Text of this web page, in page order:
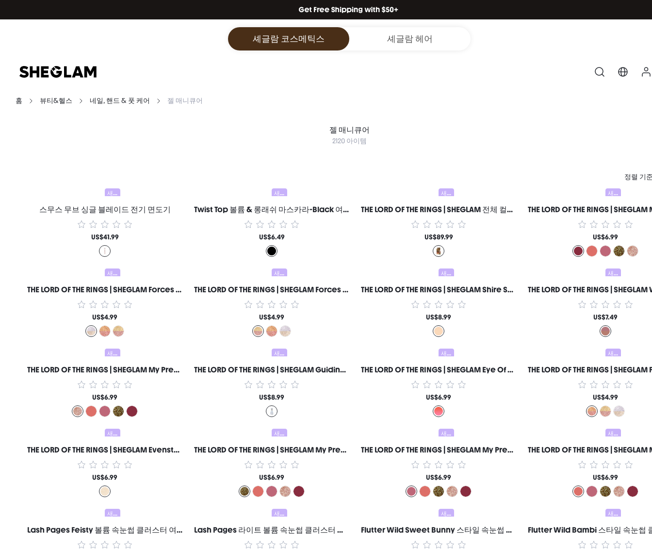
셰글람 코스메틱스 셰글람 헤어
홈 뷰티&헬스 네일, 핸드 & 풋 케어 젤 매니큐어
젤 매니큐어
2120 아이템
정렬 기
새로움
스무스 무브 싱글 블레이드 전기 면도기
US$41.99
새로움
Twist Top 볼륨 & 롱래쉬 마스카라-Black 여성과 소녀를 위한 브랜드 뷰티 코스메틱 메이크업
US$6.49
새로움
THE LORD OF THE RINGS | SHEGLAM 전체 컬렉션 세트 여성과 소녀를 위한 브랜드 뷰티 코스메틱 메이크업
US$89.99
새로움
US$6.99
새로움
THE LORD OF THE RINGS | SHEGLAM Forces Of Fate | 듀오 아이섀도-Hope & Sacrifice 여성과 소녀를 위한 브랜드 뷰티 코스메틱 메이크업
US$4.99
새로움
THE LORD OF THE RINGS | SHEGLAM Forces Of Fate | 듀오 아이섀도-Loyalty & Courage 여성과 소녀를 위한 브랜드 뷰티 코스메틱 메이크업
US$4.99
새로움
THE LORD OF THE RINGS | SHEGLAM Shire Serenity 세팅 파우더 여성과 소녀를 위한 브랜드 뷰티 코스메틱 메이크업
US$8.99
새로움
US$7.49
새로움
THE LORD OF THE RINGS | SHEGLAM My Preciousss 립글로스-Rohan™ 여성과 소녀를 위한 브랜드 뷰티 코스메틱 메이크업
US$6.99
새로움
THE LORD OF THE RINGS | SHEGLAM Guiding Star 수분 진정 프라이밍 세럼 여성과 소녀를 위한 브랜드 뷰티 코스메틱 메이크업
US$8.99
새로움
THE LORD OF THE RINGS | SHEGLAM Eye Of Sauron™ | 블러셔 여성과 소녀를 위한 브랜드 뷰티 코스메틱 메이크업
US$6.99
새로움
US$4.99
새로움
THE LORD OF THE RINGS | SHEGLAM Evenstar Glow 하이라이터 여성과 소녀를 위한 브랜드 뷰티 코스메틱 메이크업
US$6.99
새로움
THE LORD OF THE RINGS | SHEGLAM My Preciousss 립글로스-Fangorn™ 여성과 소녀를 위한 브랜드 뷰티 코스메틱 메이크업
US$6.99
새로움
THE LORD OF THE RINGS | SHEGLAM My Preciousss 립글로스-Rivendell™ 여성과 소녀를 위한 브랜드 뷰티 코스메틱 메이크업
US$6.99
새로움
US$6.99
새로움
Lash Pages Feisty 볼륨 속눈썹 클러스터 여성과 소녀를 위한 브랜드 뷰티 코스메틱 메이크업
새로움
Lash Pages 라이트 볼륨 속눈썹 클러스터 여성과 소녀를 위한 브랜드 뷰티 코스메틱 메이크업
새로움
Flutter Wild Sweet Bunny 스타일 속눈썹 클러스터 여성과 소녀를 위한 브랜드 뷰티 코스메틱 메이크업
새로움